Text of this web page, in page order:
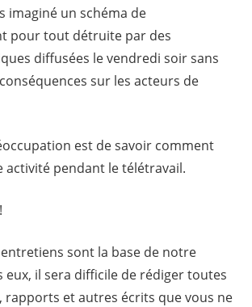
imaginé un schéma de
pour tout détruite par des
diffusées le vendredi soir sans
sur les acteurs de
est de savoir comment
pendant le télétravail.
entretiens sont la base de notre
eux, il sera difficile de rédiger toutes
rapports et autres écrits que vous ne